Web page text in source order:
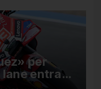
per
lane entra